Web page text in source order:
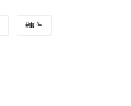
事件